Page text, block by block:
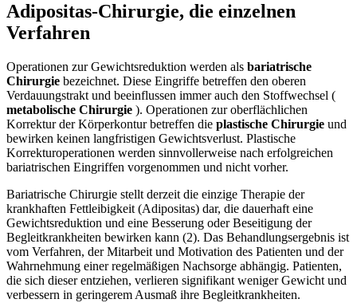
Adipositas-Chirurgie, die einzelnen
Verfahren
Operationen zur Gewichtsreduktion werden als bariatrische
Chirurgie bezeichnet. Diese Eingriffe betreffen den oberen
Verdauungstrakt und beeinflussen immer auch den Stoffwechsel (
metabolische Chirurgie ). Operationen zur oberflächlichen
Korrektur der Körperkontur betreffen die plastische Chirurgie und
bewirken keinen langfristigen Gewichtsverlust. Plastische
Korrekturoperationen werden sinnvollerweise nach erfolgreichen
bariatrischen Eingriffen vorgenommen und nicht vorher.
Bariatrische Chirurgie stellt derzeit die einzige Therapie der
krankhaften Fettleibigkeit (Adipositas) dar, die dauerhaft eine
Gewichtsreduktion und eine Besserung oder Beseitigung der
Begleitkrankheiten bewirken kann (2). Das Behandlungsergebnis ist
vom Verfahren, der Mitarbeit und Motivation des Patienten und der
Wahrnehmung einer regelmäßigen Nachsorge abhängig. Patienten,
die sich dieser entziehen, verlieren signifikant weniger Gewicht und
verbessern in geringerem Ausmaß ihre Begleitkrankheiten.